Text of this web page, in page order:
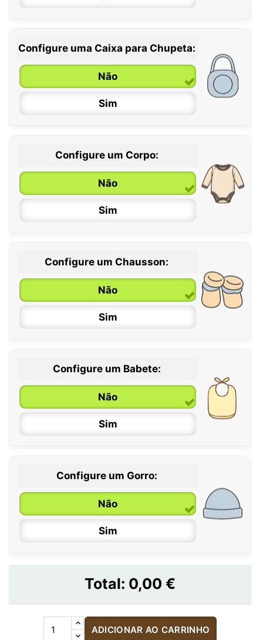
Configure uma Caixa para Chupeta:
Não
Sim
Configure um Corpo:
Não
Sim
0 / 6 meses
6 / 12 meses
12 / 18 meses
Configure um Chausson:
Não
Sim
Configure um Babete:
Não
Sim
Configure um Gorro:
Não
Sim
Total: 0,00 €
ADICIONAR AO CARRINHO